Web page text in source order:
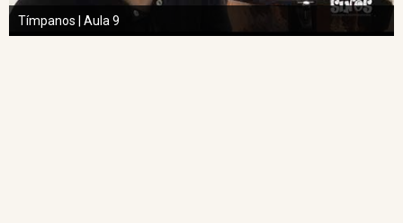
Tímpanos | Aula 9